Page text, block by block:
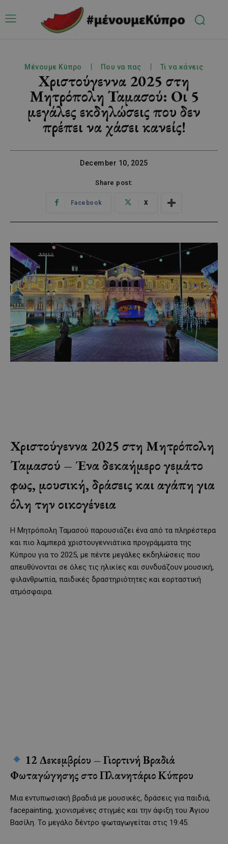
Μένουμε Κύπρο Που να πας Τι να κάνεις
Χριστούγεννα 2025 στη
Μητρόπολη Ταμασού: Οι 5
μεγάλες εκδηλώσεις που δεν
πρέπει να χάσει κανείς!
December 10, 2025
Share post:
Facebook X
Χριστούγεννα 2025 στη Μητρόπολη
Ταμασού – Ένα δεκαήμερο γεμάτο
φως, μουσική, δράσεις και αγάπη για
όλη την οικογένεια
Η Μητρόπολη Ταμασού παρουσιάζει ένα από τα πληρέστερα
και πιο λαμπερά χριστουγεννιάτικα προγράμματα της
Κύπρου για το 2025, με πέντε μεγάλες εκδηλώσεις που
απευθύνονται σε όλες τις ηλικίες και συνδυάζουν μουσική,
φιλανθρωπία, παιδικές δραστηριότητες και εορταστική
ατμόσφαιρα.
12 Δεκεμβρίου – Γιορτινή Βραδιά
Φωταγώγησης στο Πλανητάριο Κύπρου
Μια εντυπωσιακή βραδιά με μουσικές, δράσεις για παιδιά,
facepainting, χιονισμένες στιγμές και την άφιξη του Άγιου
Βασίλη. Το μεγάλο δέντρο φωταγωγείται στις 19:45.